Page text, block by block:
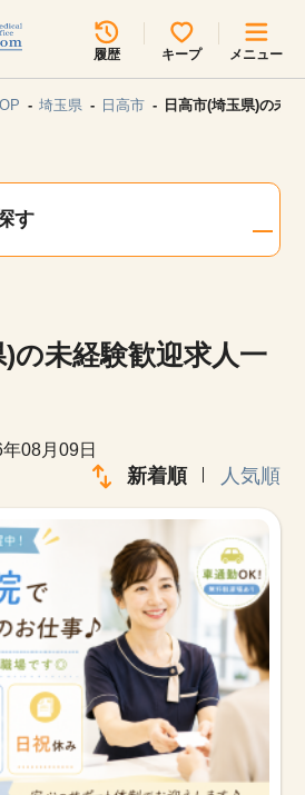
履歴 キープ メニュー
とは
関・企業様
埼玉県 日高市 日高市(埼玉県)の未
す
)の未経験歓迎求人一
08月09日
新着順 人気順
してください
ていただきます。
中国・四国